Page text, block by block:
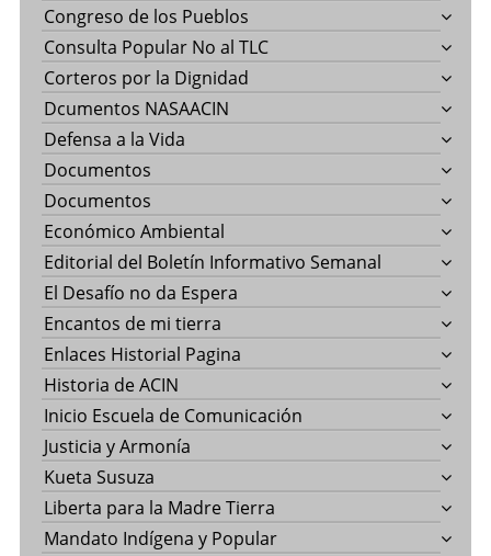
Congreso de los Pueblos
Consulta Popular No al TLC
Corteros por la Dignidad
Dcumentos NASAACIN
Defensa a la Vida
Documentos
Documentos
Económico Ambiental
Editorial del Boletín Informativo Semanal
El Desafío no da Espera
Encantos de mi tierra
Enlaces Historial Pagina
Historia de ACIN
Inicio Escuela de Comunicación
Justicia y Armonía
Kueta Susuza
Liberta para la Madre Tierra
Mandato Indígena y Popular